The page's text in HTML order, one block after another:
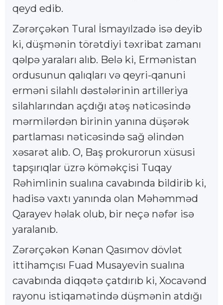
qeyd edib.
Zərərçəkən Tural İsmayılzadə isə deyib
ki, düşmənin törətdiyi təxribat zamanı
qəlpə yaraları alıb. Belə ki, Ermənistan
ordusunun qalıqları və qeyri-qanuni
erməni silahlı dəstələrinin artilleriya
silahlarından açdığı atəş nəticəsində
mərmilərdən birinin yanına düşərək
partlaması nəticəsində sağ əlindən
xəsarət alıb. O, Baş prokurorun xüsusi
tapşırıqlar üzrə köməkçisi Tuqay
Rəhimlinin sualına cavabında bildirib ki,
hadisə vaxtı yanında olan Məhəmməd
Qarayev həlak olub, bir neçə nəfər isə
yaralanıb.
Zərərçəkən Kənan Qasımov dövlət
ittihamçısı Fuad Musayevin sualına
cavabında diqqətə çatdırıb ki, Xocavənd
rayonu istiqamətində düşmənin atdığı